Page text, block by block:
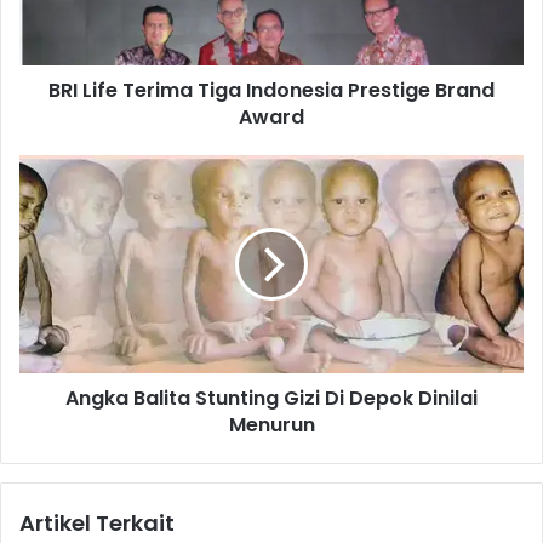
e
a
T
i
g
a
I
n
d
o
i
P
BRI Life Terima Tiga Indonesia Prestige Brand
Award
A
n
g
k
a
B
a
l
i
n
Angka Balita Stunting Gizi Di Depok Dinilai
Menurun
Artikel Terkait